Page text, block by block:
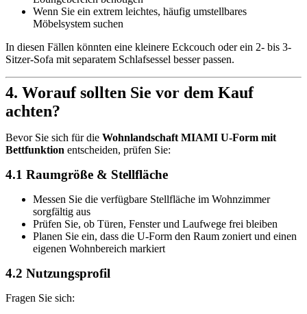
Wenn Sie ein extrem leichtes, häufig umstellbares
Möbelsystem suchen
In diesen Fällen könnten eine kleinere Eckcouch oder ein 2- bis 3-
Sitzer-Sofa mit separatem Schlafsessel besser passen.
4. Worauf sollten Sie vor dem Kauf
achten?
Bevor Sie sich für die Wohnlandschaft MIAMI U-Form mit
Bettfunktion entscheiden, prüfen Sie:
4.1 Raumgröße & Stellfläche
Messen Sie die verfügbare Stellfläche im Wohnzimmer
sorgfältig aus
Prüfen Sie, ob Türen, Fenster und Laufwege frei bleiben
Planen Sie ein, dass die U-Form den Raum zoniert und einen
eigenen Wohnbereich markiert
4.2 Nutzungsprofil
Fragen Sie sich: